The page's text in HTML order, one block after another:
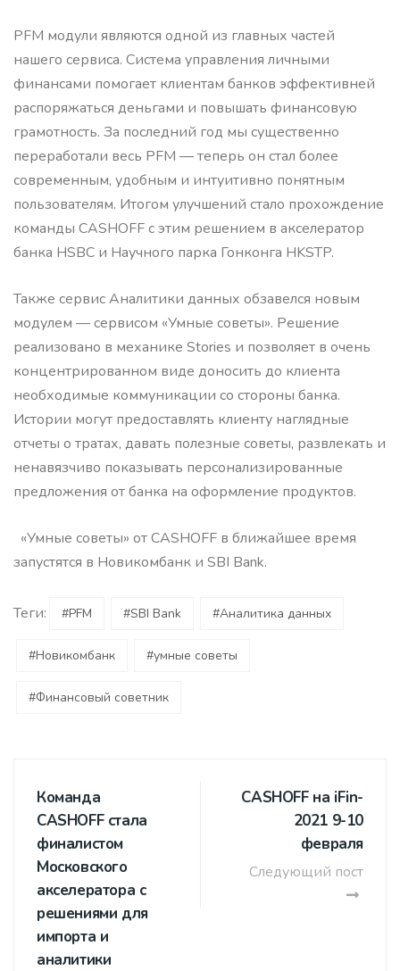
PFM модули являются одной из главных частей
нашего сервиса. Система управления личными
финансами помогает клиентам банков эффективней
распоряжаться деньгами и повышать финансовую
грамотность. За последний год мы существенно
переработали весь PFM — теперь он стал более
современным, удобным и интуитивно понятным
пользователям. Итогом улучшений стало прохождение
команды CASHOFF с этим решением в акселератор
банка HSBC и Научного парка Гонконга HKSTP.
Также сервис Аналитики данных обзавелся новым
модулем — сервисом «Умные советы». Решение
реализовано в механике Stories и позволяет в очень
концентрированном виде доносить до клиента
необходимые коммуникации со стороны банка.
Истории могут предоставлять клиенту наглядные
отчеты о тратах, давать полезные советы, развлекать и
ненавязчиво показывать персонализированные
предложения от банка на оформление продуктов.
«Умные советы» от CASHOFF в ближайшее время
запустятся в Новикомбанк и SBI Bank.
Теги: #PFM #SBI Bank #Аналитика данных
#Новикомбанк #умные советы
#Финансовый советник
Команда
CASHOFF стала
финалистом
Московского
акселератора с
решениями для
импорта и
аналитики
CASHOFF на iFin-
2021 9-10
февраля
Следующий пост